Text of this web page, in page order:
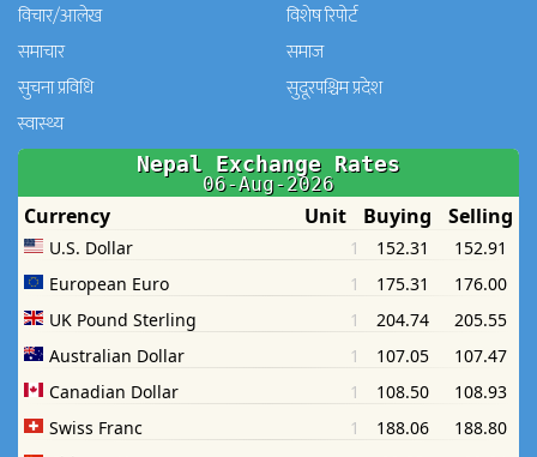
विचार/आलेख
विशेष रिपोर्ट
समाचार
समाज
सुचना प्रविधि
सुदूरपश्चिम प्रदेश
स्वास्थ्य